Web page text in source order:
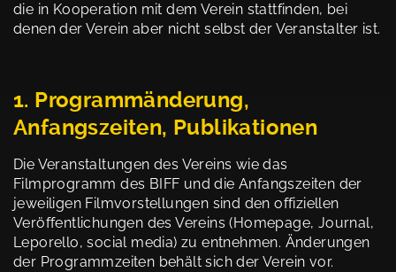
die in Kooperation mit dem Verein stattfinden, bei
denen der Verein aber nicht selbst der Veranstalter ist.
1. Programmänderung,
Anfangszeiten, Publikationen
Die Veranstaltungen des Vereins wie das
Filmprogramm des BIFF und die Anfangszeiten der
jeweiligen Filmvorstellungen sind den offiziellen
Veröffentlichungen des Vereins (Homepage, Journal,
Leporello, social media) zu entnehmen. Änderungen
der Programmzeiten behält sich der Verein vor.